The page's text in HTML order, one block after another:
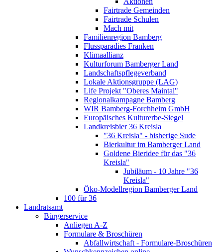
Fairtrade Gemeinden
Fairtrade Schulen
Mach mit
Familienregion Bamberg
Flussparadies Franken
Klimaallianz
Kulturforum Bamberger Land
Landschaftspflegeverband
Lokale Aktionsgruppe (LAG)
Life Projekt "Oberes Maintal"
Regionalkampagne Bamberg
WIR Bamberg-Forchheim GmbH
Europäisches Kulturerbe-Siegel
Landkreisbier 36 Kreisla
"36 Kreisla" - bisherige Sude
Bierkultur im Bamberger Land
Goldene Bieridee für das "36
Kreisla"
Jubiläum - 10 Jahre "36
Kreisla"
Öko-Modellregion Bamberger Land
100 für 36
Landratsamt
Bürgerservice
Anliegen A-Z
Formulare & Broschüren
Abfallwirtschaft - Formulare-Broschüren